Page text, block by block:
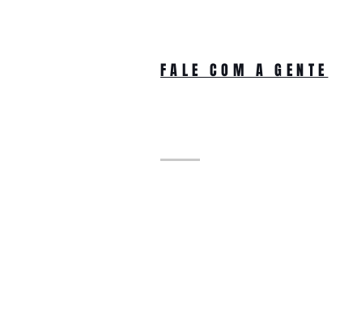
FALE COM A GENTE